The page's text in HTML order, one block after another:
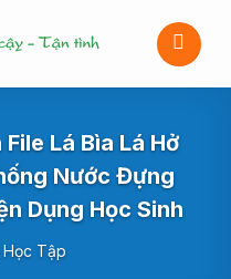
Lá Bìa Lá Hở
Nước Đựng
Dụng Học Sinh
Tập